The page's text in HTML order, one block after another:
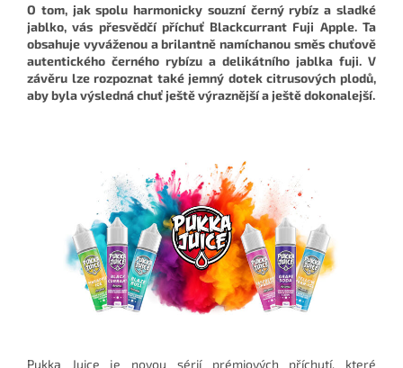
O tom, jak spolu harmonicky souzní černý rybíz a sladké
jablko, vás přesvědčí příchuť Blackcurrant Fuji Apple. Ta
obsahuje vyváženou a brilantně namíchanou směs chuťově
autentického černého rybízu a delikátního jablka fuji. V
závěru lze rozpoznat také jemný dotek citrusových plodů,
aby byla výsledná chuť ještě výraznější a ještě dokonalejší.
Pukka Juice je novou sérií prémiových příchutí, které